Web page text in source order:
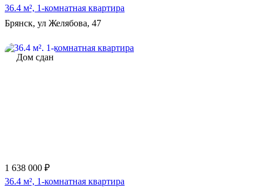
36.4 м², 1-комнатная квартира
Брянск, ул Желябова, 47
Дом сдан
1 638 000 ₽
36.4 м², 1-комнатная квартира